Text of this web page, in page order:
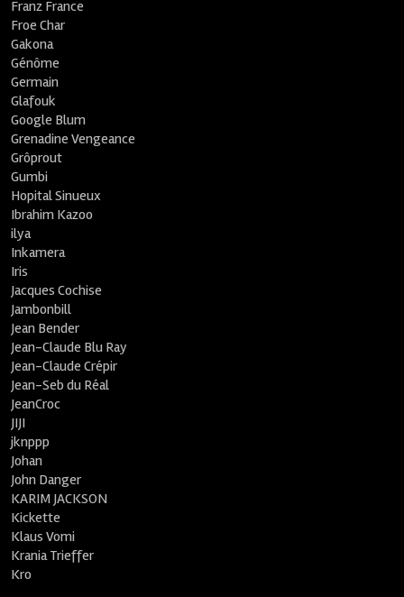
Franz France
Froe Char
Gakona
Génôme
Germain
Glafouk
Google Blum
Grenadine Vengeance
Grôprout
Gumbi
Hopital Sinueux
Ibrahim Kazoo
ilya
Inkamera
Iris
Jacques Cochise
Jambonbill
Jean Bender
Jean-Claude Blu Ray
Jean-Claude Crépir
Jean-Seb du Réal
JeanCroc
JIJI
jknppp
Johan
John Danger
KARIM JACKSON
Kickette
Klaus Vomi
Krania Trieffer
Kro